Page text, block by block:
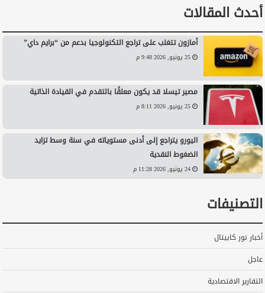
أحدث المقالات
أمازون تتغلب على تراجع التكنولوجيا بدعم من “برايم داي”
25 يونيو, 2026 9:48 م
مصير تيسلا قد يكون معلقًا بالتقدم في القيادة الذاتية
25 يونيو, 2026 8:11 م
اليورو يتراجع إلى أدنى مستوياته في سنة وسط تزايد
الضغوط النقدية
24 يونيو, 2026 11:28 م
التصنيفات
أخبار نور كابيتال
عاجل
التقارير الاقتصادية